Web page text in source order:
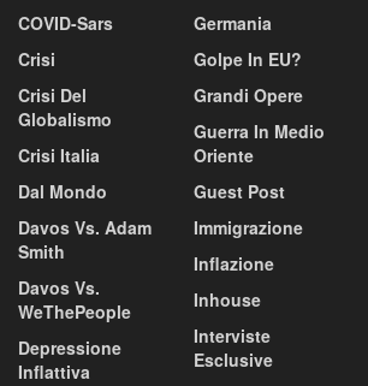
COVID-Sars
Crisi
Crisi Del
Globalismo
Crisi Italia
Dal Mondo
Davos Vs. Adam
Smith
Davos Vs.
WeThePeople
Depressione
Inflattiva
Germania
Golpe In EU?
Grandi Opere
Guerra In Medio
Oriente
Guest Post
Immigrazione
Inflazione
Inhouse
Interviste
Esclusive